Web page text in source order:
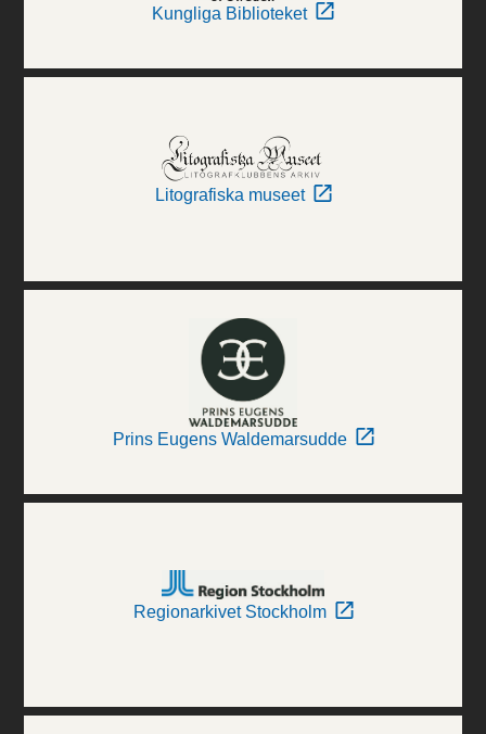
Kungliga Biblioteket
Litografiska museet
Prins Eugens Waldemarsudde
Regionarkivet Stockholm